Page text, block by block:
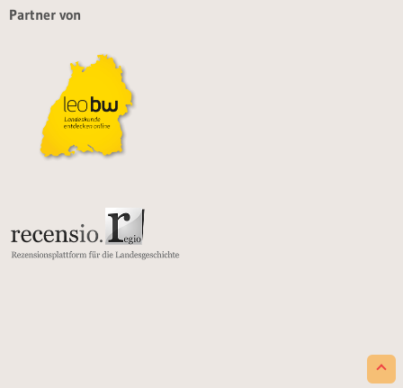
Partner von